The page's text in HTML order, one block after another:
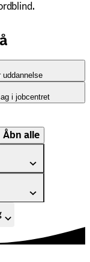
uddannelse
i jobcentret
Åbn alle